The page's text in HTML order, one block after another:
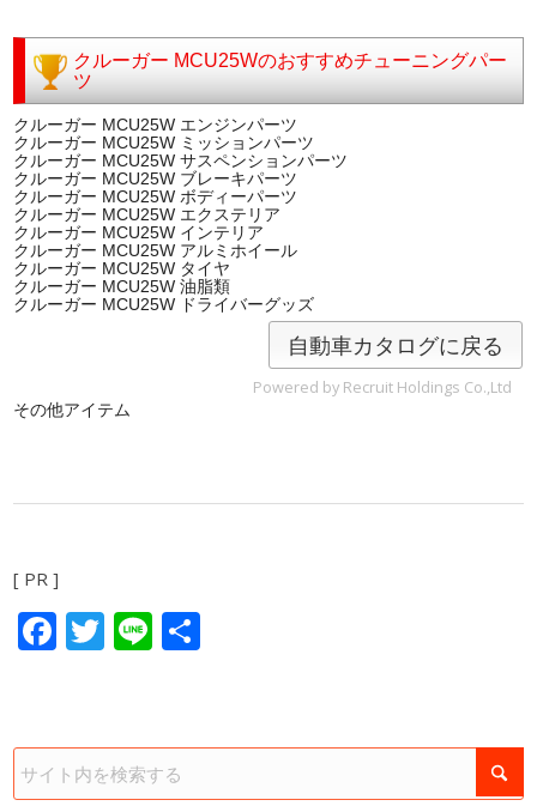
クルーガー MCU25Wのおすすめチューニングパー
ツ
クルーガー MCU25W エンジンパーツ
クルーガー MCU25W ミッションパーツ
クルーガー MCU25W サスペンションパーツ
クルーガー MCU25W ブレーキパーツ
クルーガー MCU25W ボディーパーツ
クルーガー MCU25W エクステリア
クルーガー MCU25W インテリア
クルーガー MCU25W アルミホイール
クルーガー MCU25W タイヤ
クルーガー MCU25W 油脂類
クルーガー MCU25W ドライバーグッズ
自動車カタログに戻る
Powered by Recruit Holdings Co.,Ltd
その他アイテム
[ PR ]
Facebook
Twitter
Line